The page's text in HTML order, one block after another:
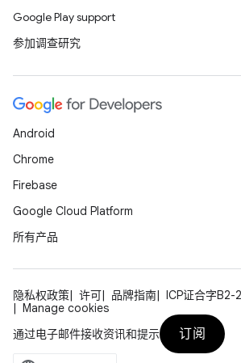
Google Play support
参加调查研究
Android
Chrome
Firebase
Google Cloud Platform
所有产品
隐私权政策 许可 品牌指南
ICP证合字
Manage cookies
通过电子邮件接收资讯和提示
订阅